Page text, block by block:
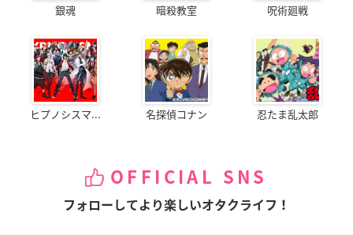
銀魂 暗殺教室 呪術廻戦
ヒプノシスマ... 名探偵コナン 忍たま乱太郎
OFFICIAL SNS
フォローしてより楽しいオタクライフ！